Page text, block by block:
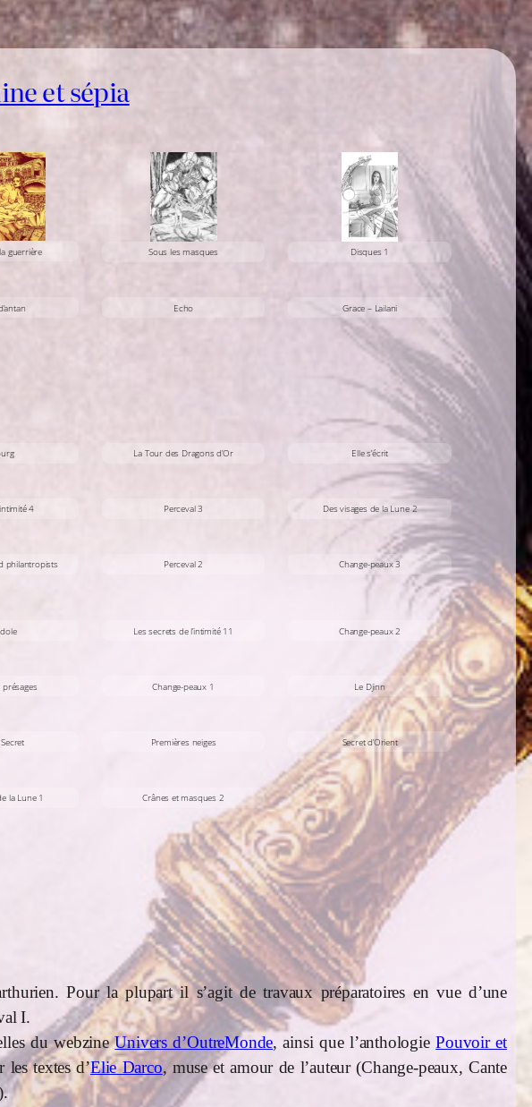
et sépia
guerrière Sous les masques Disques 1
Echo Grace – Lailani
La Tour des Dragons d’Or Elle s’écrit
4 Perceval 3 Des visages de la Lune 2
philantropists Perceval 2 Change-peaux 3
Les secrets de l’intimité 11 Change-peaux 2
présages Change-peaux 1 Le Djinn
Premières neiges Secret d’Orient
la Lune 1 Crânes et masques 2
Pour la plupart il s’agit de travaux préparatoires en vue d’une
I.
du webzineUnivers d’OutreMonde, ainsi que l’anthologiePouvoir et
les textes d’Elie Darco, muse et amour de l’auteur (Change-peaux, Cante